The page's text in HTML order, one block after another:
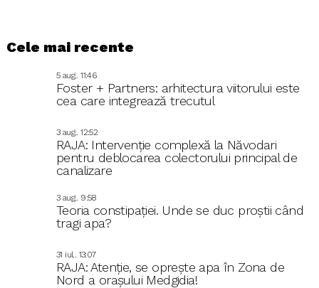
Cele mai recente
5 aug.. 11:46
Foster + Partners: arhitectura viitorului este
cea care integrează trecutul
3 aug.. 12:52
RAJA: Intervenție complexă la Năvodari
pentru deblocarea colectorului principal de
canalizare
3 aug.. 9:58
Teoria constipației. Unde se duc proștii când
tragi apa?
31 iul.. 13:07
RAJA: Atenție, se oprește apa în Zona de
Nord a orașului Medgidia!